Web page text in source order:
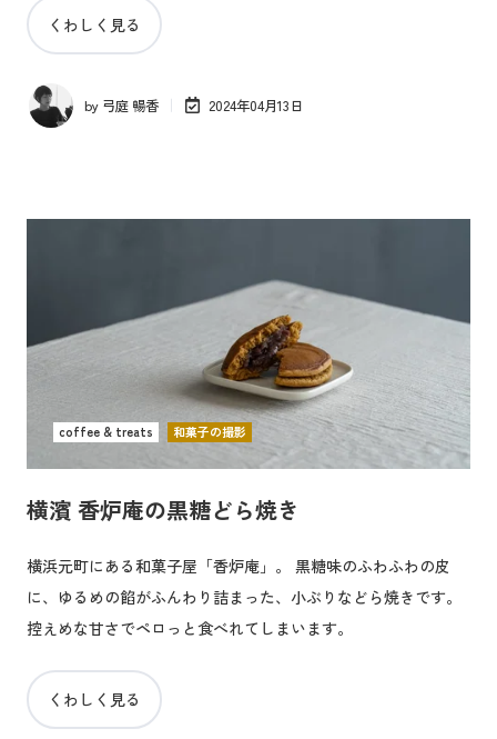
くわしく見る
by 弓庭 暢香 2024年04月13日
横濱 香炉庵の黒糖どら焼き
横浜元町にある和菓子屋「香炉庵」。 黒糖味のふわふわの皮
に、ゆるめの餡がふんわり詰まった、小ぶりなどら焼きです。
控えめな甘さでペロっと食べれてしまいます。
くわしく見る
coffee & treats 和菓子の撮影